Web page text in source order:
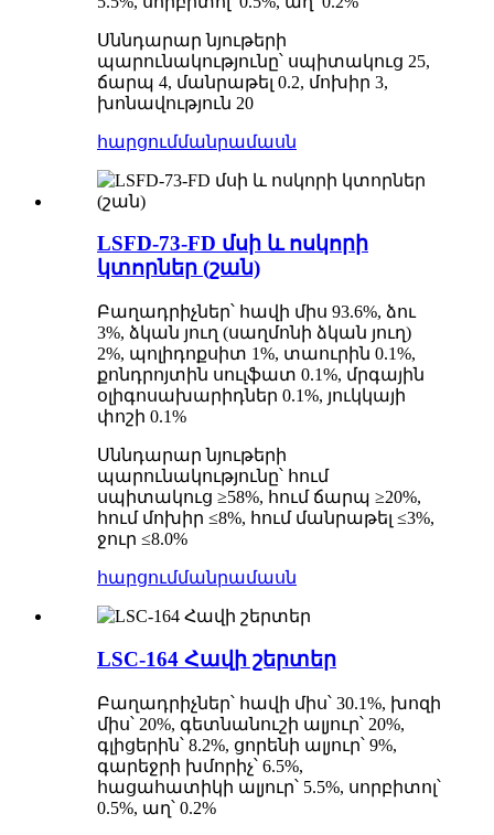
Սննդարար նյութերի
պարունակությունը՝ սպիտակուց 25,
ճարպ 4, մանրաթել 0.2, մոխիր 3,
խոնավություն 20
հարցումմանրամասն
LSFD-73-FD մսի և ոսկորի
կտորներ (շան)
Բաղադրիչներ՝ հավի միս 93.6%, ձու
3%, ձկան յուղ (սաղմոնի ձկան յուղ)
2%, պոլիդոքսիտ 1%, տաուրին 0.1%,
քոնդրոյտին սուլֆատ 0.1%, մրգային
օլիգոսախարիդներ 0.1%, յուկկայի
փոշի 0.1%
Սննդարար նյութերի
պարունակությունը՝ հում
սպիտակուց ≥58%, հում ճարպ ≥20%,
հում մոխիր ≤8%, հում մանրաթել ≤3%,
ջուր ≤8.0%
հարցումմանրամասն
LSC-164 Հավի շերտեր
Բաղադրիչներ՝ հավի միս՝ 30.1%, խոզի
միս՝ 20%, գետնանուշի ալյուր՝ 20%,
գլիցերին՝ 8.2%, ցորենի ալյուր՝ 9%,
գարեջրի խմորիչ՝ 6.5%,
հացահատիկի ալյուր՝ 5.5%, սորբիտոլ՝
0.5%, աղ՝ 0.2%